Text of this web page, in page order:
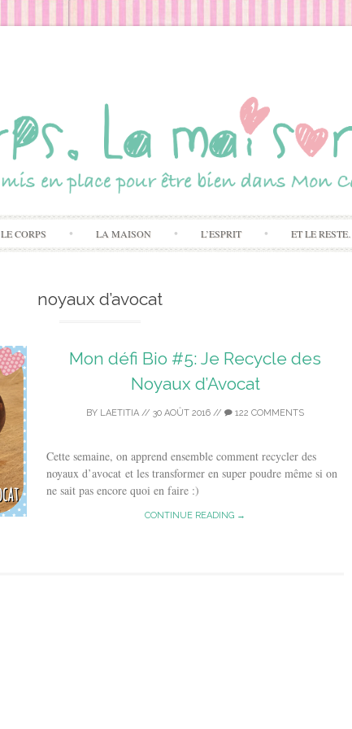
LE CORPS LA MAISON L’ESPRIT ET LE RESTE…
noyaux d’avocat
Mon défi Bio #5: Je Recycle des
Noyaux d’Avocat
BY LAETITIA // 30 AOÛT 2016 // 122 COMMENTS
Cette semaine, on apprend ensemble comment recycler des
noyaux d’avocat et les transformer en super poudre même si on
ne sait pas encore quoi en faire :)
CONTINUE READING →